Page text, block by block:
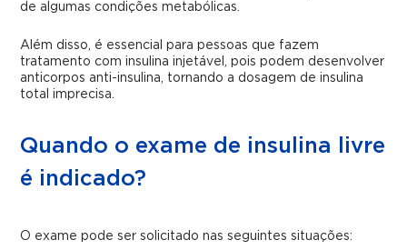
de algumas condições metabólicas.
Além disso, é essencial para pessoas que fazem
tratamento com insulina injetável, pois podem desenvolver
anticorpos anti-insulina, tornando a dosagem de insulina
total imprecisa.
Quando o exame de insulina livre
é indicado?
O exame pode ser solicitado nas seguintes situações: